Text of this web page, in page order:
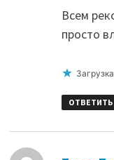
Всем
просто
ОТВЕТИТЬ